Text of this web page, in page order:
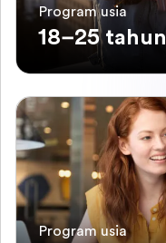
Program usia
18–25 tahun
Program usia